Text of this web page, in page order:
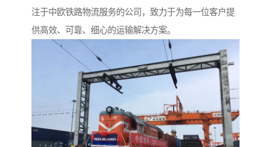
注于中欧铁路物流服务的公司，致力于为每一位客户提
供高效、可靠、细心的运输解决方案。